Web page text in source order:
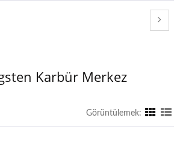
Karbür Merkez
Görüntülemek: